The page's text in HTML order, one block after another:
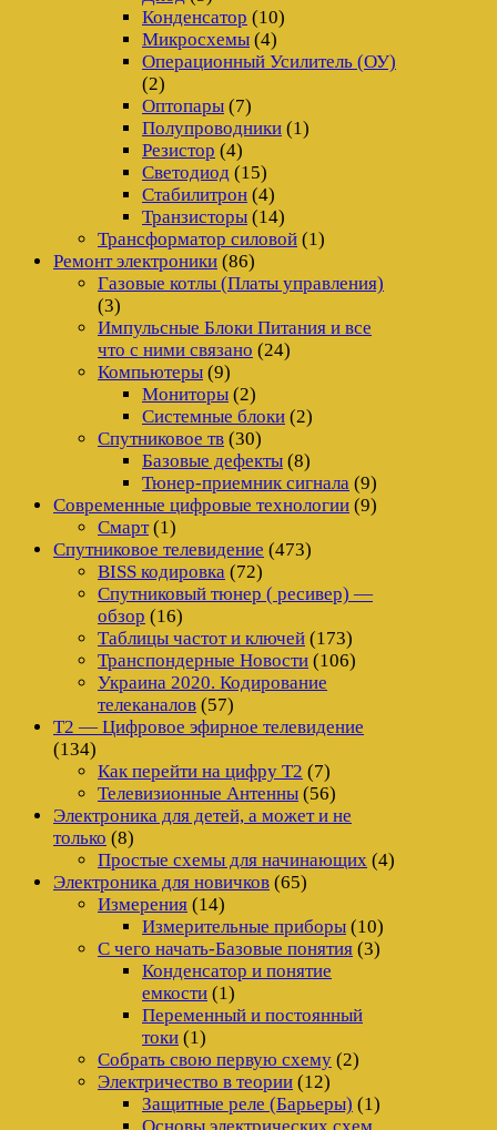
Конденсатор (10)
Микросхемы (4)
Операционный Усилитель (ОУ)
(2)
Оптопары (7)
Полупроводники (1)
Резистор (4)
Светодиод (15)
Стабилитрон (4)
Транзисторы (14)
Трансформатор силовой (1)
Ремонт электроники (86)
Газовые котлы (Платы управления)
(3)
Импульсные Блоки Питания и все
что с ними связано (24)
Компьютеры (9)
Мониторы (2)
Системные блоки (2)
Спутниковое тв (30)
Базовые дефекты (8)
Тюнер-приемник сигнала (9)
Современные цифровые технологии (9)
Смарт(1)
Спутниковое телевидение (473)
BISS кодировка (72)
Спутниковый тюнер ( ресивер) —
обзор (16)
Таблицы частот и ключей (173)
Транспондерные Новости (106)
Украина 2020. Кодирование
телеканалов (57)
Т2 — Цифровое эфирное телевидение
(134)
Как перейти на цифру Т2 (7)
Телевизионные Антенны (56)
Электроника для детей, а может и не
только (8)
Простые схемы для начинающих (4)
Электроника для новичков (65)
Измерения (14)
Измерительные приборы (10)
С чего начать-Базовые понятия (3)
Конденсатор и понятие
емкости (1)
Переменный и постоянный
токи (1)
Собрать свою первую схему (2)
Электричество в теории (12)
Защитные реле (Барьеры) (1)